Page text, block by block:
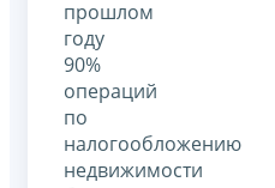
прошлом
году
90%
операций
по
налогообложению
недвижимости